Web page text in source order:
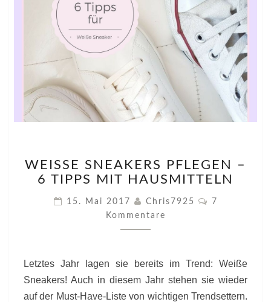
NEAKERS P
FLEGEN –
T
IPPS M
IT H
WEISSE SNEAKERS PFLEGEN – 6
TIPPS MIT HAUSMITTELN
15. Mai 2017 Chris7925 Kommentare
7
Kommentare
Letztes Jahr lagen sie bereits im Trend: Weiße
Sneakers! Auch in diesem Jahr stehen sie wieder
auf der Must-Have-Liste von wichtigen Trendsettern.